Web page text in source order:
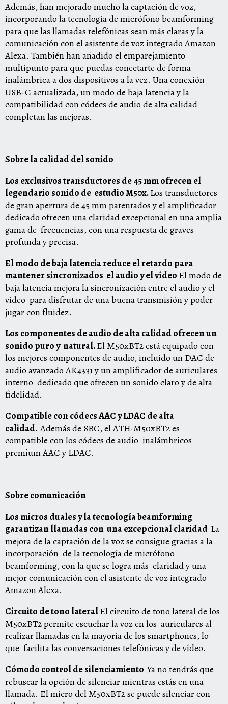
Además, han mejorado mucho la captación de voz,
incorporando la tecnología de micrófono beamforming
para que las llamadas telefónicas sean más claras y la
comunicación con el asistente de voz integrado Amazon
Alexa. También han añadido el emparejamiento
multipunto para que puedas conectarte de forma
inalámbrica a dos dispositivos a la vez. Una conexión
USB-C actualizada, un modo de baja latencia y la
compatibilidad con códecs de audio de alta calidad
completan las mejoras.
Sobre la calidad del sonido
Los exclusivos transductores de 45 mm ofrecen el
legendario sonido de estudio M50x.Los transductores
de gran apertura de 45 mm patentados y el amplificador
dedicado ofrecen una claridad excepcional en una amplia
gama de frecuencias, con una respuesta de graves
profunda y precisa.
El modo de baja latencia reduce el retardo para
mantener sincronizados el audio y el vídeo El modo de
baja latencia mejora la sincronización entre el audio y el
vídeo para disfrutar de una buena transmisión y poder
jugar con fluidez.
Los componentes de audio de alta calidad ofrecen un
sonido puro y natural.El M50xBT2 está equipado con
los mejores componentes de audio, incluido un DAC de
audio avanzado AK4331 y un amplificador de auriculares
interno dedicado que ofrecen un sonido claro y de alta
fidelidad.
Compatible con códecs AAC y LDAC de alta
calidad.Además de SBC, el ATH-M50xBT2 es
compatible con los códecs de audio inalámbricos
premium AAC y LDAC.
Sobre comunicación
Los micros duales y la tecnología beamforming
garantizan llamadas con una excepcional claridad La
mejora de la captación de la voz se consigue gracias a la
incorporación de la tecnología de micrófono
beamforming, con la que se logra más claridad y una
mejor comunicación con el asistente de voz integrado
Amazon Alexa.
Circuito de tono lateralEl circuito de tono lateral de los
M50xBT2 permite escuchar la voz en los auriculares al
realizar llamadas en la mayoría de los smartphones, lo
que facilita las conversaciones telefónicas y de vídeo.
Cómodo control de silenciamientoYa no tendrás que
rebuscar la opción de silenciar mientras estás en una
llamada. El micro del M50xBT2 se puede silenciar con